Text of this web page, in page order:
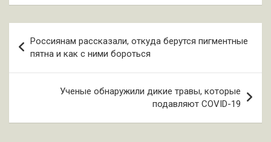
по
записям
Россиянам рассказали, откуда берутся пигментные
пятна и как с ними бороться
Ученые обнаружили дикие травы, которые
подавляют COVID-19